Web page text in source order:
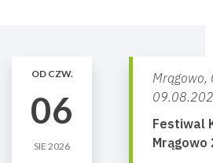
OD CZW.
06
SIE 2026
Mrągowo,
Festiwal
Mrągowo